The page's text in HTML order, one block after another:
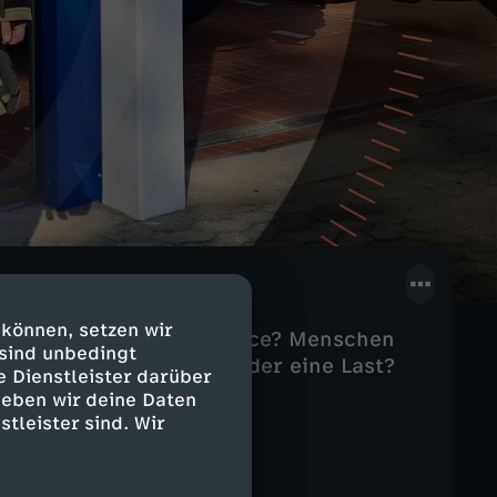
setzen wir
unbedingt
Dienstleister darüber
wir deine Daten
sind. Wir
klare Work-Life-Balance? Menschen
Ist er ein Traum oder eine Last?